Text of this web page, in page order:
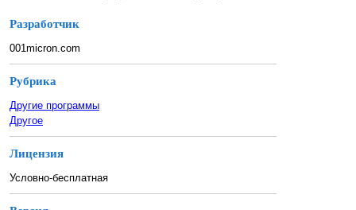
Разработчик
001micron.com
Рубрика
Другие программы
Другое
Лицензия
Условно-бесплатная